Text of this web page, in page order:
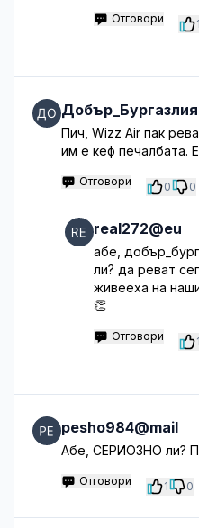
Отговори 1
Добър_Бургазлия
Пич, Wizz Air пак
им е кеф печалбата.
Отговори 0 0
real272@eu
абе,
ли? да реват
живееха на
👏
Отговори 1
pesho984@mail
Абе, СЕРИОЗНО ли?
Отговори 1 0